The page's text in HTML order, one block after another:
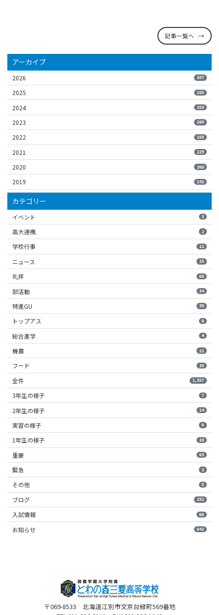
記事一覧へ
アーカイブ
2026 107
2025 155
2024 153
2023 160
2022 155
2021 229
2020 268
2019 142
カテゴリー
イベント 3
高大連携 2
学校行事 11
ニュース 15
礼拝 68
部活動 34
特進GU 35
トップアス 8
総合進学 4
機農 21
フード 10
全件 1,357
3年生の様子 7
2年生の様子 14
実習の様子 6
1年生の様子 10
重要 63
緊急 3
その他 5
ブログ 151
入試情報 66
お知らせ 842
〒069-8533 北海道江別市文京台緑町569番地